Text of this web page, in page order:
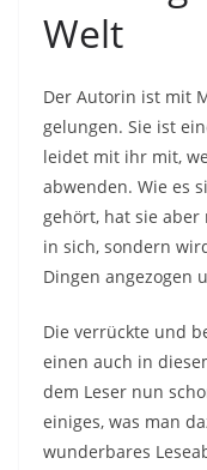
Welt
Der Autorin ist mit
gelungen. Sie ist
leidet mit ihr mit,
abwenden. Wie es
gehört, hat sie
in sich, sondern
Dingen angezogen
Die verrückte und
einen auch in
dem Leser nun
einiges, was man
wunderbares